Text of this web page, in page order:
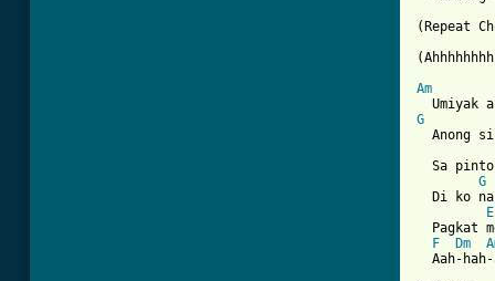
(Repeat
Am
G
Anong
Sa
G
Di ko
E
Pagkat
F
Dm
Aah-